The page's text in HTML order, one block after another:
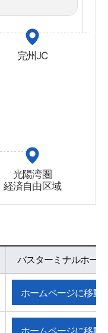
完州JC
光陽湾圏
経済自由区域
バスターミナルホー
ホームページに移動
ホームページに移動